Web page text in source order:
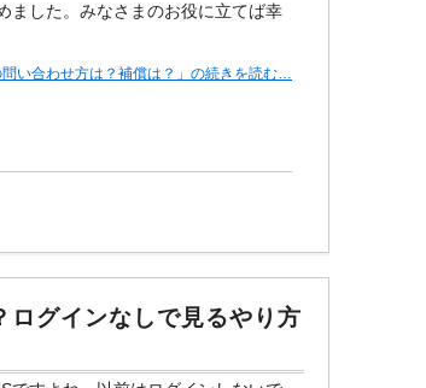
ました。みなさまのお役に立てば幸
い合わせ方は？補償は？」の続きを読む…
ログインなしで見るやり方